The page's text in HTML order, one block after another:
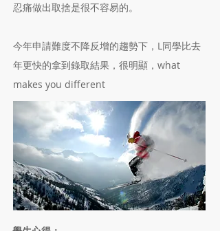
忍痛做出取捨是很不容易的。
今年申請難度不降反增的趨勢下，L同學比去
年更快的拿到錄取結果，很明顯，what
makes you different